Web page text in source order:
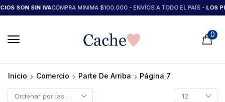
SIN IVACOMPRA MINIMA $100.000 - ENVÍOS A TODO EL PAÍS -LOS
0
Inicio Comercio Parte De Arriba Página 7